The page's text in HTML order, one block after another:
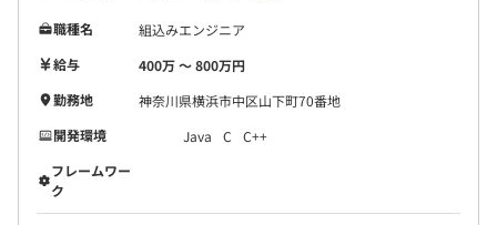
◆自社チームは2～15名構成
案件プロジェクト・担当工程により、チーム人数は異なり
ます。
職種名
組込みエンジニア
給与
400万 〜 800万円
勤務地
神奈川県横浜市中区山下町70番地
開発環境
Java C
C++
フレームワー
ク